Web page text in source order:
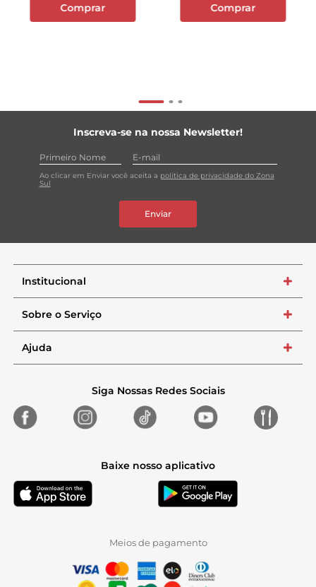
Comprar Comprar
Inscreva-se na nossa Newsletter!
Ao clicar em Enviar você aceita a política de privacidade do Zona
Sul
Enviar
Institucional +
Sobre o Serviço +
Ajuda +
Siga Nossas Redes Sociais
Baixe nosso aplicativo
Meios de pagamento